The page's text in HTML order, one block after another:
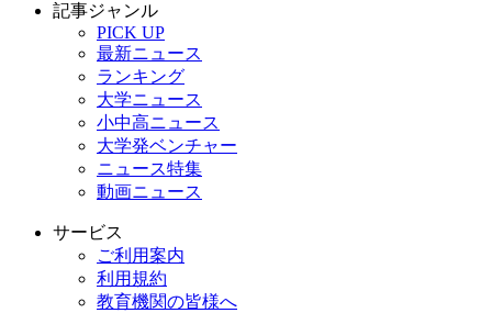
記事ジャンル
PICK UP
最新ニュース
ランキング
大学ニュース
小中高ニュース
大学発ベンチャー
ニュース特集
動画ニュース
サービス
ご利用案内
利用規約
教育機関の皆様へ